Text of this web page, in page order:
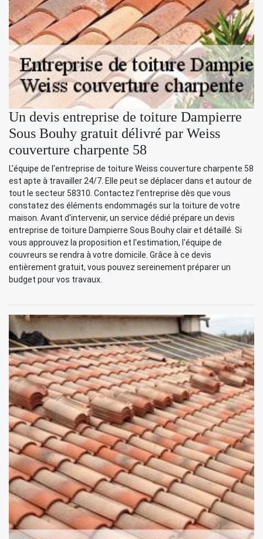
Un devis entreprise de toiture Dampierre
Sous Bouhy gratuit délivré par Weiss
couverture charpente 58
L'équipe de l'entreprise de toiture Weiss couverture charpente 58
est apte à travailler 24/7. Elle peut se déplacer dans et autour de
tout le secteur 58310. Contactez l'entreprise dès que vous
constatez des éléments endommagés sur la toiture de votre
maison. Avant d'intervenir, un service dédié prépare un devis
entreprise de toiture Dampierre Sous Bouhy clair et détaillé. Si
vous approuvez la proposition et l'estimation, l'équipe de
couvreurs se rendra à votre domicile. Grâce à ce devis
entièrement gratuit, vous pouvez sereinement préparer un
budget pour vos travaux.